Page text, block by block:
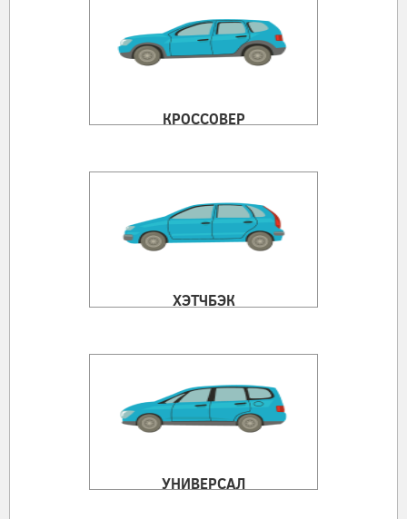
КРОССОВЕР
ХЭТЧБЭК
УНИВЕРСАЛ